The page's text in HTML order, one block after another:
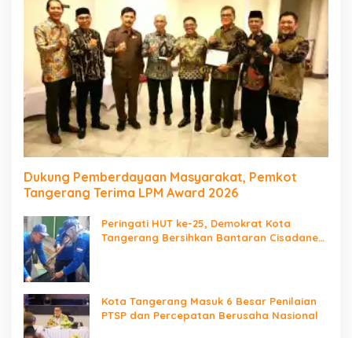
Dukung Pemberdayaan Masyarakat, Pemkot
Tangerang Terima LPM Award 2026
Peringati HUT ke-25, Demokrat Kota
Tangerang Bersihkan Bantaran Cisadane
Kota Tangerang Masuk 6 Besar Penilaian
PTSP dan Percepatan Berusaha Nasional